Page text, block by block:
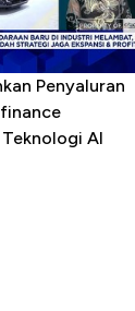
Penyaluran
AI